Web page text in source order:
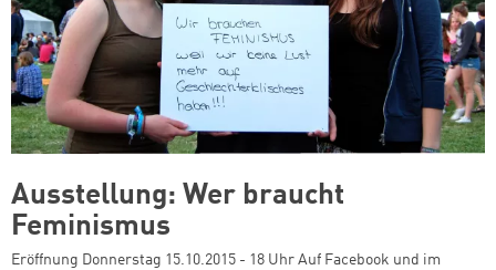
Ausstellung: Wer braucht
Feminismus
Eröffnung Donnerstag 15.10.2015 - 18 Uhr Auf Facebook und im